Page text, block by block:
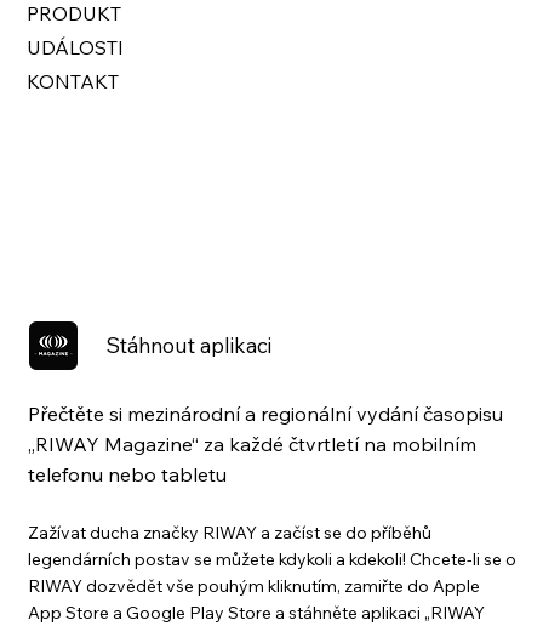
PRODUKT
UDÁLOSTI
KONTAKT
Stáhnout aplikaci
Přečtěte si mezinárodní a regionální vydání časopisu
„RIWAY Magazine“ za každé čtvrtletí na mobilním
telefonu nebo tabletu
Zažívat ducha značky RIWAY a začíst se do příběhů
legendárních postav se můžete kdykoli a kdekoli! Chcete-li se o
RIWAY dozvědět vše pouhým kliknutím, zamiřte do Apple
App Store a Google Play Store a stáhněte aplikaci „RIWAY